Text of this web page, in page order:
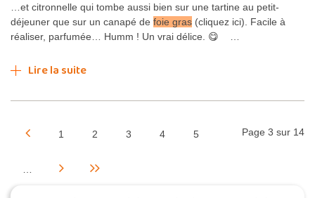
…et citronnelle qui tombe aussi bien sur une tartine au petit-
déjeuner que sur un canapé de foie gras (cliquez ici). Facile à
réaliser, parfumée… Humm ! Un vrai délice. 😋 …
Lire la suite
Page 3 sur 14
1 2 3 4 5